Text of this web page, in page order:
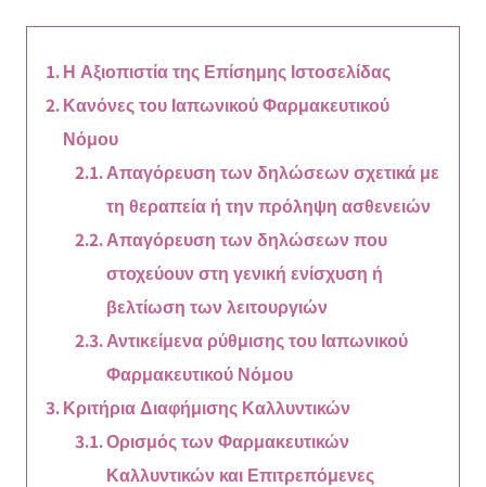
Η Αξιοπιστία της Επίσημης Ιστοσελίδας
Κανόνες του Ιαπωνικού Φαρμακευτικού
Νόμου
Απαγόρευση των δηλώσεων σχετικά με
τη θεραπεία ή την πρόληψη ασθενειών
Απαγόρευση των δηλώσεων που
στοχεύουν στη γενική ενίσχυση ή
βελτίωση των λειτουργιών
Αντικείμενα ρύθμισης του Ιαπωνικού
Φαρμακευτικού Νόμου
Κριτήρια Διαφήμισης Καλλυντικών
Ορισμός των Φαρμακευτικών
Καλλυντικών και Επιτρεπόμενες